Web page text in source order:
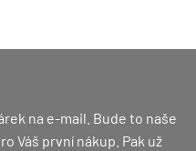
na e-mail. Bude to naše
Váš první nákup. Pak už